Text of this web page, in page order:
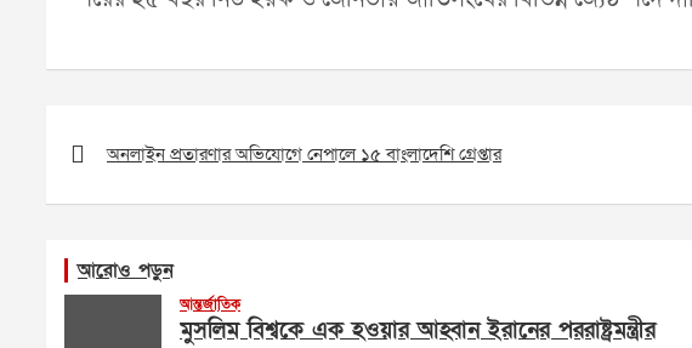
navigation
অনলাইন প্রতারণার অভিযোগে নেপালে ১৫ বাংলাদেশি গ্রেপ্তার
আরোও পড়ুন
আন্তর্জাতিক
মুসলিম বিশ্বকে এক হওয়ার আহ্বান ইরানের পররাষ্ট্রমন্ত্রীর